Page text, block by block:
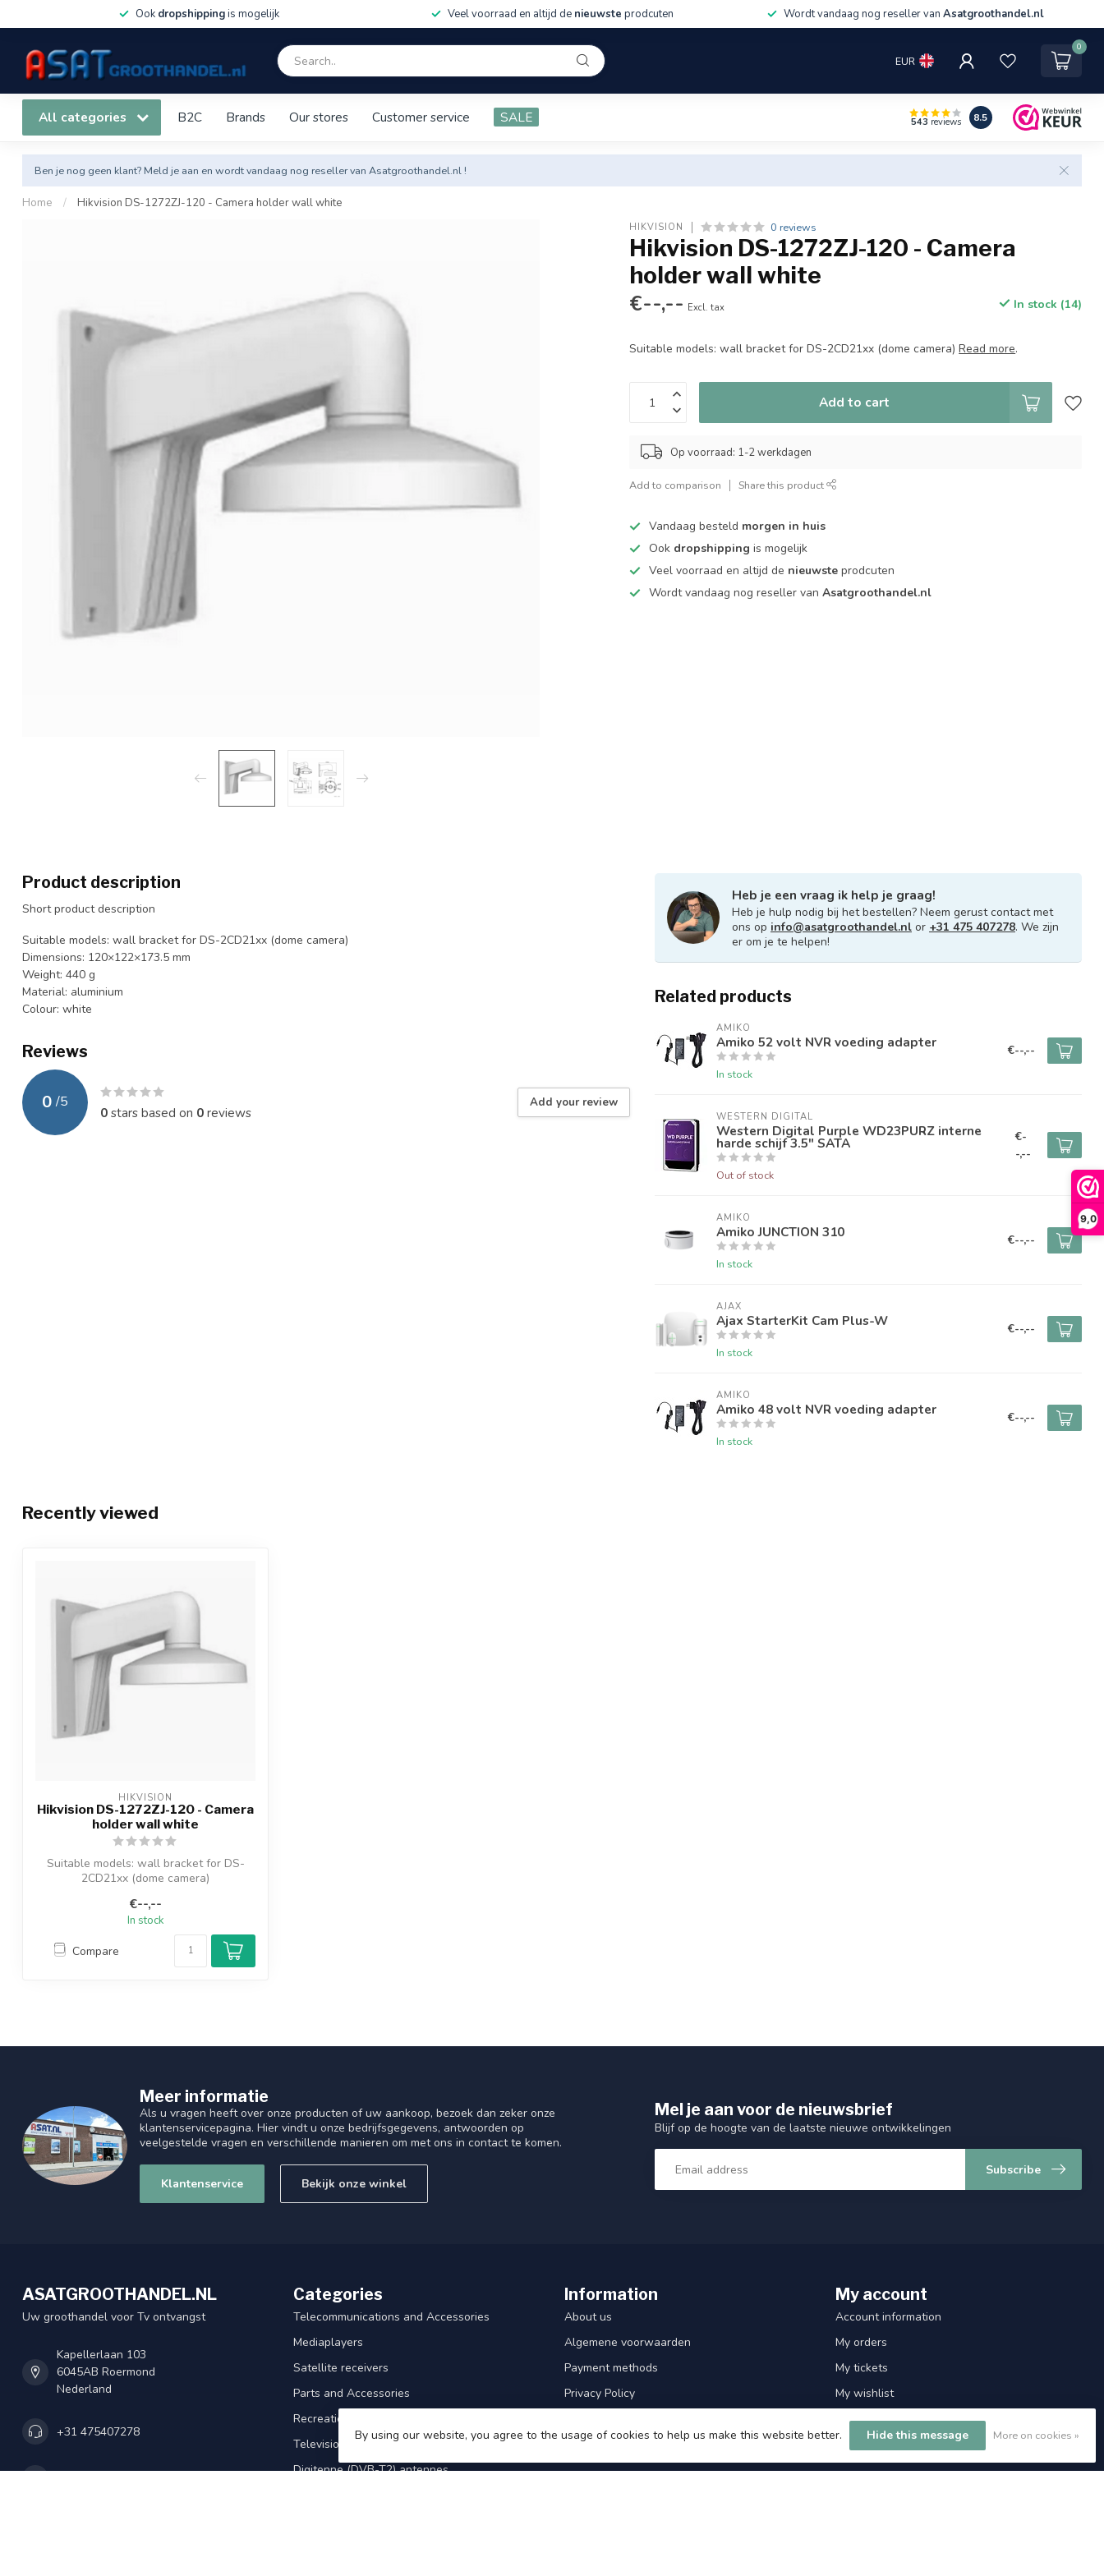
9,0
Ook dropshippingis mogelijk Veel voorraad en altijd de nieuwste prodcuten Wordt vandaag nog reseller van Asatgroothandel.nl
EUR
0
All categories B2C Brands Our stores Customer service SALE 543 reviews 8.5
Ben je nog geen klant? Meld je aan en wordt vandaag nog reseller van Asatgroothandel.nl !
Home / Hikvision DS-1272ZJ-120 - Camera holder wall white
HIKVISION 0 reviews
Hikvision DS-1272ZJ-120 - Camera
holder wall white
€--,-- Excl. tax In stock (14)
Suitable models: wall bracket for DS-2CD21xx (dome camera)Read more.
Add to cart
Op voorraad: 1-2 werkdagen
Add to comparison Share this product
Vandaag besteld morgen in huis
Ook dropshipping is mogelijk
Veel voorraad en altijd de nieuwste prodcuten
Wordt vandaag nog reseller vanAsatgroothandel.nl
Product description
Short product description
Suitable models: wall bracket for DS-2CD21xx (dome camera)
Dimensions: 120×122×173.5 mm
Weight: 440 g
Material: aluminium
Colour: white
Reviews
0 /5
0stars based on 0reviews
Add your review
Heb je een vraag ik help je graag!
Heb je hulp nodig bij het bestellen? Neem gerust contact met
ons op info@asatgroothandel.nl or +31 475 407278. We zijn
er om je te helpen!
Related products
AMIKO
Amiko 52 volt NVR voeding adapter
In stock
€--,--
WESTERN DIGITAL
Western Digital Purple WD23PURZ interne
harde schijf 3.5" SATA
Out of stock
€-
-,--
AMIKO
Amiko JUNCTION 310
In stock
€--,--
AJAX
Ajax StarterKit Cam Plus-W
In stock
€--,--
AMIKO
Amiko 48 volt NVR voeding adapter
In stock
€--,--
Recently viewed
HIKVISION
Hikvision DS-1272ZJ-120 - Camera
holder wall white
Suitable models: wall bracket for DS-
2CD21xx (dome camera)
€--,--
In stock
Compare
Meer informatie
Als u vragen heeft over onze producten of uw aankoop, bezoek dan zeker onze
klantenservicepagina. Hier vindt u onze bedrijfsgegevens, antwoorden op
veelgestelde vragen en verschillende manieren om met ons in contact te komen.
Klantenservice Bekijk onze winkel
Mel je aan voor de nieuwsbrief
Blijf op de hoogte van de laatste nieuwe ontwikkelingen
Subscribe
ASATGROOTHANDEL.NL
Uw groothandel voor Tv ontvangst
Kapellerlaan 103
6045AB Roermond
Nederland
+31 475407278
Categories
Telecommunications and Accessories
Mediaplayers
Satellite receivers
Parts and Accessories
Recreation
Televisions
Digitenne (DVB-T2) antennes
Information
About us
Algemene voorwaarden
Payment methods
Privacy Policy
Customerservice
My account
Account information
My orders
My tickets
My wishlist
Compare
By using our website, you agree to the usage of cookies to help us make this website better. Hide this message More on cookies »